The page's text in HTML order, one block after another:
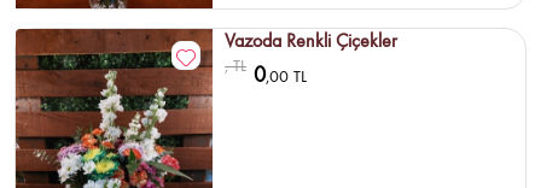
Vazoda Renkli Çiçekler
, TL 0,00 TL